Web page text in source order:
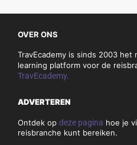
OVER ONS
TravEcademy is sinds 2003
learning platform voor de
TravEcademy.
ADVERTEREN
Ontdek op deze pagina hoe je
reisbranche kunt bereiken.